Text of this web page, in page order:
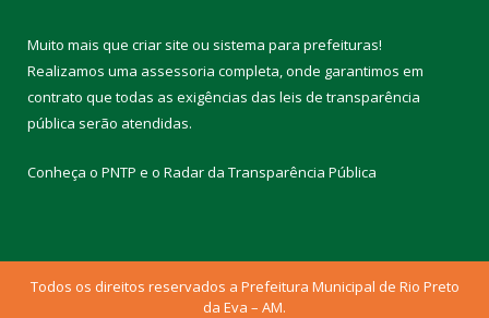
Muito mais que criar site ou sistema para prefeituras!
Realizamos uma assessoria completa, onde garantimos em
contrato que todas as exigências das leis de transparência
pública serão atendidas.
Conheça o PNTP e o Radar da Transparência Pública
Todos os direitos reservados a Prefeitura Municipal de Rio Preto
da Eva – AM.